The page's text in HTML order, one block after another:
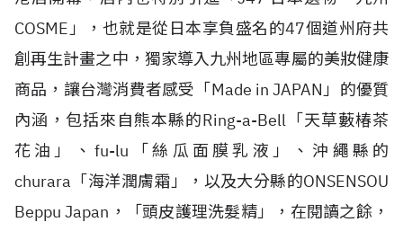
COSME」，也就是從日本享負盛名的47個道州府共
創再生計畫之中，獨家導入九州地區專屬的美妝健康
商品，讓台灣消費者感受「Made in JAPAN」的優質
內涵，包括來自熊本縣的Ring-a-Bell「天草藪椿茶
花油」、fu-lu「絲瓜面膜乳液」、沖繩縣的
churara「海洋潤膚霜」，以及大分縣的ONSENSOU
Beppu Japan，「頭皮護理洗髮精」，在閱讀之餘，